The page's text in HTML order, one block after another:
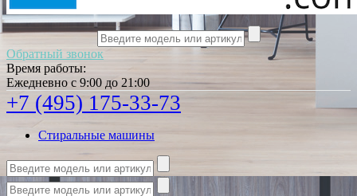
Обратный звонок
Время работы:
Ежедневно с 9:00 до 21:00
+7 (495) 175-33-73
Стиральные машины